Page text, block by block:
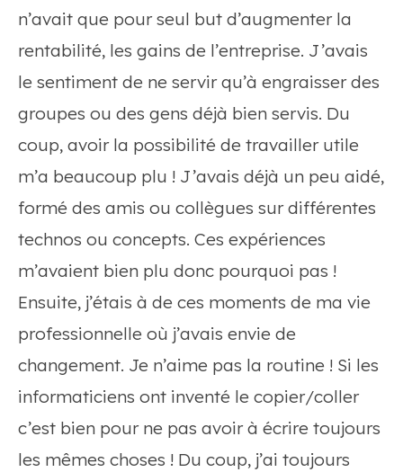
n’avait que pour seul but d’augmenter la
rentabilité, les gains de l’entreprise. J’avais
le sentiment de ne servir qu’à engraisser des
groupes ou des gens déjà bien servis. Du
coup, avoir la possibilité de travailler utile
m’a beaucoup plu ! J’avais déjà un peu aidé,
formé des amis ou collègues sur différentes
technos ou concepts. Ces expériences
m’avaient bien plu donc pourquoi pas !
Ensuite, j’étais à de ces moments de ma vie
professionnelle où j’avais envie de
changement. Je n’aime pas la routine ! Si les
informaticiens ont inventé le copier/coller
c’est bien pour ne pas avoir à écrire toujours
les mêmes choses ! Du coup, j’ai toujours